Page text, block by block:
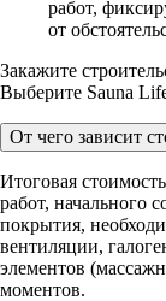
работ,
от
Закажите
Выберите Sauna
От чего зависит
Итоговая
работ, начального
покрытия,
вентиляции,
элементов
моментов.